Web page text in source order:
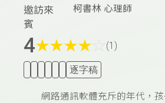
邀訪來
賓
柯書林 心理師
4★★★★ (1)
逐字稿
網路通訊軟體充斥的年代，